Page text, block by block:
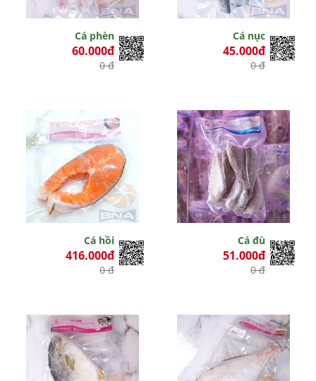
Cá phèn
60.000đ
0 đ
Cá nục
45.000đ
0 đ
Cá hồi
416.000đ
0 đ
Cá đù
51.000đ
0 đ